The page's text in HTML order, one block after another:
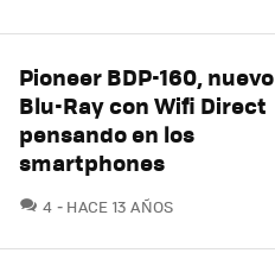
Pioneer BDP-160, nuevo
Blu-Ray con Wifi Direct
pensando en los
smartphones
4 COMENTARIOS
HACE 13 AÑOS